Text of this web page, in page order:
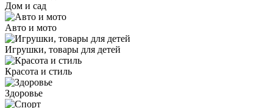
Дом и сад
Авто и мото
Игрушки, товары для детей
Красота и стиль
Здоровье